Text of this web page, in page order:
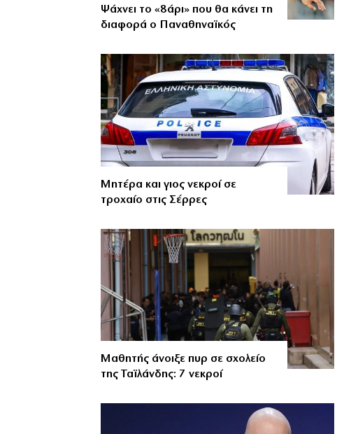
Ψάχνει το «8άρι» που θα κάνει τη
διαφορά ο Παναθηναϊκός
Μητέρα και γιος νεκροί σε
τροχαίο στις Σέρρες
Μαθητής άνοιξε πυρ σε σχολείο
της Ταϊλάνδης: 7 νεκροί